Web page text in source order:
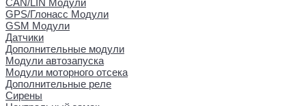
GPS/Глонасс Модули
GSM Модули
Датчики
Дополнительные модули
Модули автозапуска
Модули моторного отсека
Дополнительные реле
Сирены